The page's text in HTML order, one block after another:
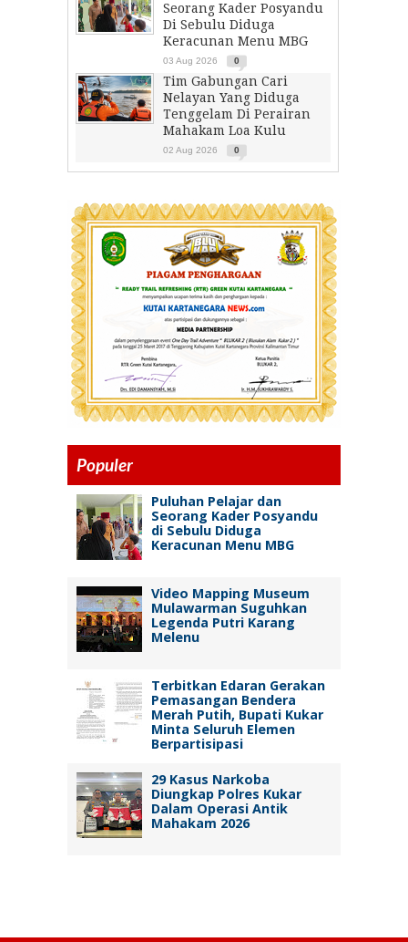
Seorang Kader Posyandu
Di Sebulu Diduga
Keracunan Menu MBG
03 Aug 2026 0
Tim Gabungan Cari
Nelayan Yang Diduga
Tenggelam Di Perairan
Mahakam Loa Kulu
02 Aug 2026 0
Populer
Puluhan Pelajar dan
Seorang Kader Posyandu
di Sebulu Diduga
Keracunan Menu MBG
Video Mapping Museum
Mulawarman Suguhkan
Legenda Putri Karang
Melenu
Terbitkan Edaran Gerakan
Pemasangan Bendera
Merah Putih, Bupati Kukar
Minta Seluruh Elemen
Berpartisipasi
29 Kasus Narkoba
Diungkap Polres Kukar
Dalam Operasi Antik
Mahakam 2026